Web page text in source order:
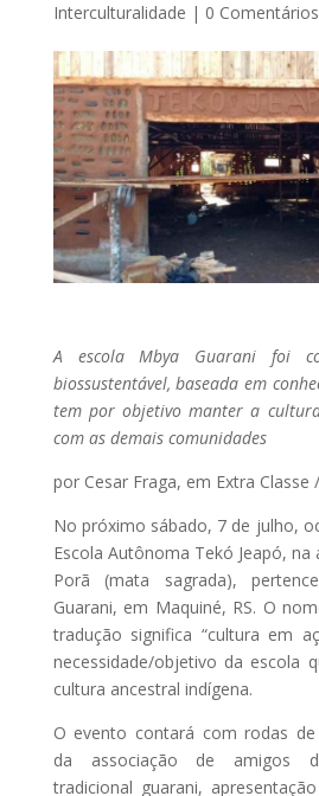
Interculturalidade | 0 Comentários
A escola Mbya Guarani foi
biossustentável, baseada em
tem por objetivo manter a
com as demais comunidades
por Cesar Fraga, em Extra Classe /
No próximo sábado, 7 de julho,
Escola Autônoma Tekó Jeapó, na
Porã (mata sagrada),
Guarani, em Maquiné, RS. O
tradução significa “cultura em
necessidade/objetivo da escola
cultura ancestral indígena.
O evento contará com rodas de
da associação de amigos
tradicional guarani,